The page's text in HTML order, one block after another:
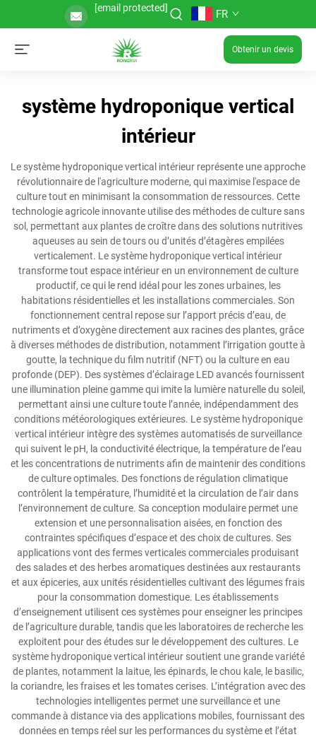
[email protected] FR
Obtenir un devis
système hydroponique vertical
intérieur
Le système hydroponique vertical intérieur représente une approche
révolutionnaire de l'agriculture moderne, qui maximise l'espace de
culture tout en minimisant la consommation de ressources. Cette
technologie agricole innovante utilise des méthodes de culture sans
sol, permettant aux plantes de croître dans des solutions nutritives
aqueuses au sein de tours ou d’unités d’étagères empilées
verticalement. Le système hydroponique vertical intérieur
transforme tout espace intérieur en un environnement de culture
productif, ce qui le rend idéal pour les zones urbaines, les
habitations résidentielles et les installations commerciales. Son
fonctionnement central repose sur l’apport précis d’eau, de
nutriments et d’oxygène directement aux racines des plantes, grâce
à diverses méthodes de distribution, notamment l’irrigation goutte à
goutte, la technique du film nutritif (NFT) ou la culture en eau
profonde (DEP). Des systèmes d’éclairage LED avancés fournissent
une illumination pleine gamme qui imite la lumière naturelle du soleil,
permettant ainsi une culture toute l’année, indépendamment des
conditions météorologiques extérieures. Le système hydroponique
vertical intérieur intègre des systèmes automatisés de surveillance
qui suivent le pH, la conductivité électrique, la température de l’eau
et les concentrations de nutriments afin de maintenir des conditions
de culture optimales. Des fonctions de régulation climatique
contrôlent la température, l’humidité et la circulation de l’air dans
l’environnement de culture. Sa conception modulaire permet une
extension et une personnalisation aisées, en fonction des
contraintes spécifiques d’espace et des choix de cultures. Ses
applications vont des fermes verticales commerciales produisant
des salades et des herbes aromatiques destinées aux restaurants
et aux épiceries, aux unités résidentielles cultivant des légumes frais
pour la consommation domestique. Les établissements
d’enseignement utilisent ces systèmes pour enseigner les principes
de l’agriculture durable, tandis que les laboratoires de recherche les
exploitent pour des études sur le développement des cultures. Le
système hydroponique vertical intérieur soutient une grande variété
de plantes, notamment la laitue, les épinards, le chou kale, le basilic,
la coriandre, les fraises et les tomates cerises. L’intégration avec des
technologies intelligentes permet une surveillance et une
commande à distance via des applications mobiles, fournissant des
données en temps réel sur les performances du système et l’état